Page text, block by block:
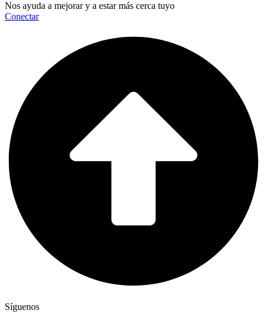
Nos ayuda a mejorar y a estar más cerca tuyo
Conectar
Síguenos